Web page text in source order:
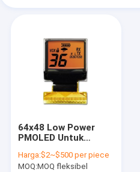
64x48 Low Power
PMOLED Untuk
Harga:$2~$500 per piece
MOQ:MOQ fleksibel